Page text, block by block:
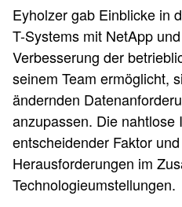
Eyholzer gab Einblicke in
T-Systems mit NetApp
Verbesserung der
seinem Team ermöglicht,
ändernden
anzupassen. Die nahtlose
entscheidender Faktor
Herausforderungen im
Technologieumstellungen.